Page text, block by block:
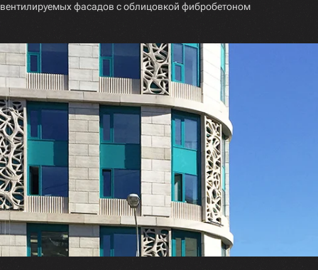
вентилируемых фасадов с облицовкой фибробетоном